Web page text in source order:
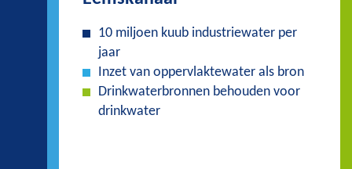
10 miljoen kuub industriewater per
jaar
Inzet van oppervlaktewater als bron
Drinkwaterbronnen behouden voor
drinkwater